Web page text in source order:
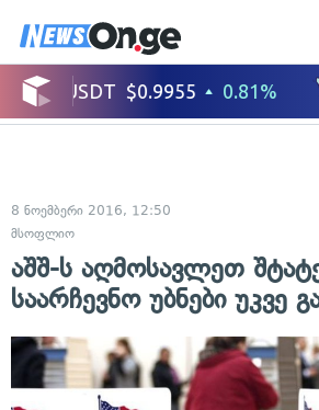
8 ნოემბერი 2016, 12:50
მსოფლიო
აშშ-ს აღმოსავლეთ
საარჩევნო უბნები უკვე